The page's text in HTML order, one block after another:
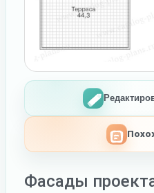
Фасады